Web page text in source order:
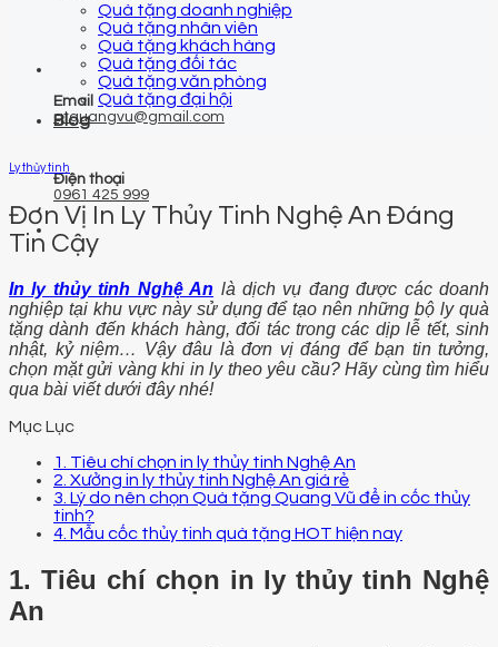
Email
qtquangvu@gmail.com
Điện thoại
0961 425 999
Quà tặng doanh nghiệp
Quà tặng nhân viên
Quà tặng khách hàng
Quà tặng đối tác
Quà tặng văn phòng
Quà tặng đại hội
Blog
Ly thủy tinh
Đơn Vị In Ly Thủy Tinh Nghệ An Đáng
Tin Cậy
In ly thủy tinh Nghệ An là dịch vụ đang được các doanh
nghiệp tại khu vực này sử dụng để tạo nên những bộ ly quà
tặng dành đến khách hàng, đối tác trong các dịp lễ tết, sinh
nhật, kỷ niệm… Vậy đâu là đơn vị đáng để bạn tin tưởng,
chọn mặt gửi vàng khi in ly theo yêu cầu? Hãy cùng tìm hiểu
qua bài viết dưới đây nhé!
Mục Lục
1. Tiêu chí chọn in ly thủy tinh Nghệ An
2. Xưởng in ly thủy tinh Nghệ An giá rẻ
3. Lý do nên chọn Quà tặng Quang Vũ để in cốc thủy
tinh?
4. Mẫu cốc thủy tinh quà tặng HOT hiện nay
1. Tiêu chí chọn in ly thủy tinh Nghệ
An